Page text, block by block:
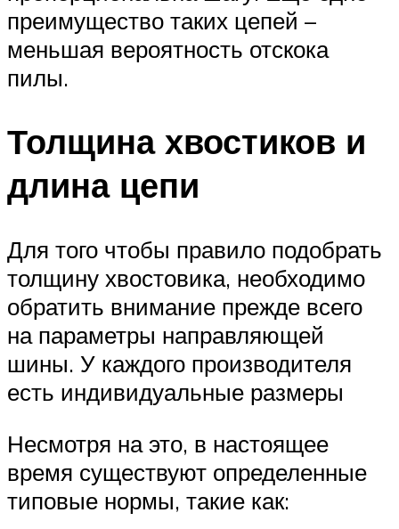
преимущество таких цепей –
меньшая вероятность отскока
пилы.
Толщина хвостиков и
длина цепи
Для того чтобы правило подобрать
толщину хвостовика, необходимо
обратить внимание прежде всего
на параметры направляющей
шины. У каждого производителя
есть индивидуальные размеры
Несмотря на это, в настоящее
время существуют определенные
типовые нормы, такие как: